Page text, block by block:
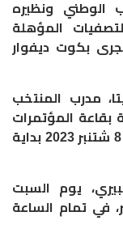
بين المنتخب الوطني ونظيره
المؤهلة
بكوت ديفوار
مدرب المنتخب
بقاعة المؤتمرات
بملعب أكادير الكبير، وذلك يوم الجمعة 8 شتنبر 2023 بداية
يوم السبت
في تمام الساعة